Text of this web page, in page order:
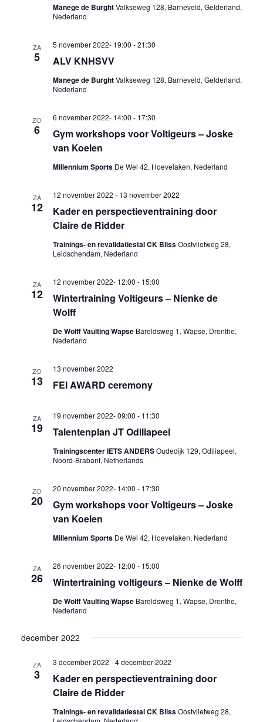
Manege de BurghtValkseweg 128, Barneveld, Gelderland,
Nederland
ZA
5 ALV KNHSVV
5 november 2022- 19:00 -21:30
Manege de BurghtValkseweg 128, Barneveld, Gelderland,
Nederland
ZO
6
Gym workshops voor Voltigeurs – Joske
van Koelen
6 november 2022- 14:00 - 17:30
Millennium Sports De Wel 42, Hoevelaken, Nederland
ZA
12
Kader en perspectieventraining door
Claire de Ridder
12 november 2022 - 13 november 2022
Trainings- en revalidatiestal CK BlissOostvlietweg 28,
Leidschendam, Nederland
ZA
12
Wintertraining Voltigeurs – Nienke de
Wolff
12 november 2022- 12:00 - 15:00
De Wolff Vaulting Wapse Bareldsweg 1, Wapse, Drenthe,
Nederland
ZO
13 FEI AWARD ceremony
13 november 2022
ZA
19 Talentenplan JT Odiliapeel
19 november 2022- 09:00 - 11:30
Trainingscenter IETS ANDERSOudedijk 129, Odiliapeel,
Noord-Brabant, Netherlands
ZO
20
Gym workshops voor Voltigeurs – Joske
van Koelen
20 november 2022- 14:00 - 17:30
Millennium Sports De Wel 42, Hoevelaken, Nederland
ZA
26 Wintertraining voltigeurs – Nienke de Wolff
26 november 2022- 12:00 - 15:00
De Wolff Vaulting Wapse Bareldsweg 1, Wapse, Drenthe,
Nederland
december 2022
ZA
3
Kader en perspectieventraining door
Claire de Ridder
3 december 2022 -4 december 2022
Trainings- en revalidatiestal CK BlissOostvlietweg 28,